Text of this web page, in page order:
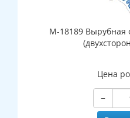
М-18189 Вырубная
Цена
−